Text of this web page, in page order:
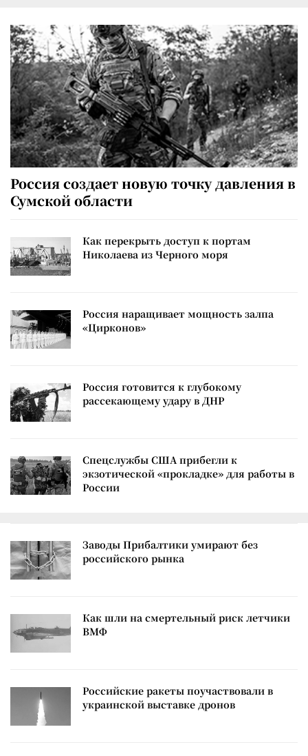
Россия создает новую точку давления в
Сумской области
Как перекрыть доступ к портам
Николаева из Черного моря
Россия наращивает мощность залпа
«Цирконов»
Россия готовится к глубокому
рассекающему удару в ДНР
Спецслужбы США прибегли к
экзотической «прокладке» для работы в
России
Заводы Прибалтики умирают без
российского рынка
Как шли на смертельный риск летчики
ВМФ
Российские ракеты поучаствовали в
украинской выставке дронов